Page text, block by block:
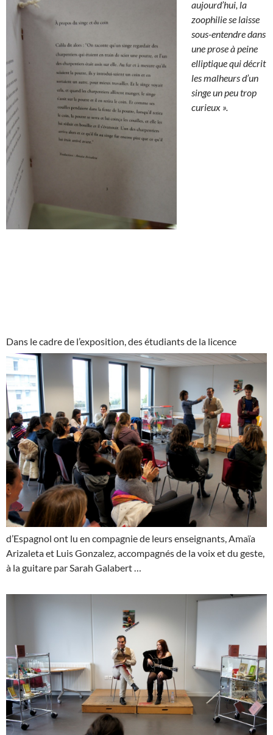
aujourd’hui, la
zoophilie se laisse
sous-entendre dans
une prose à peine
elliptique qui décrit
les malheurs d’un
singe un peu trop
curieux ».
Dans le cadre de l’exposition, des étudiants de la licence
d’Espagnol ont lu en compagnie de leurs enseignants, Amaïa
Arizaleta et Luis Gonzalez, accompagnés de la voix et du geste,
à la guitare par Sarah Galabert …